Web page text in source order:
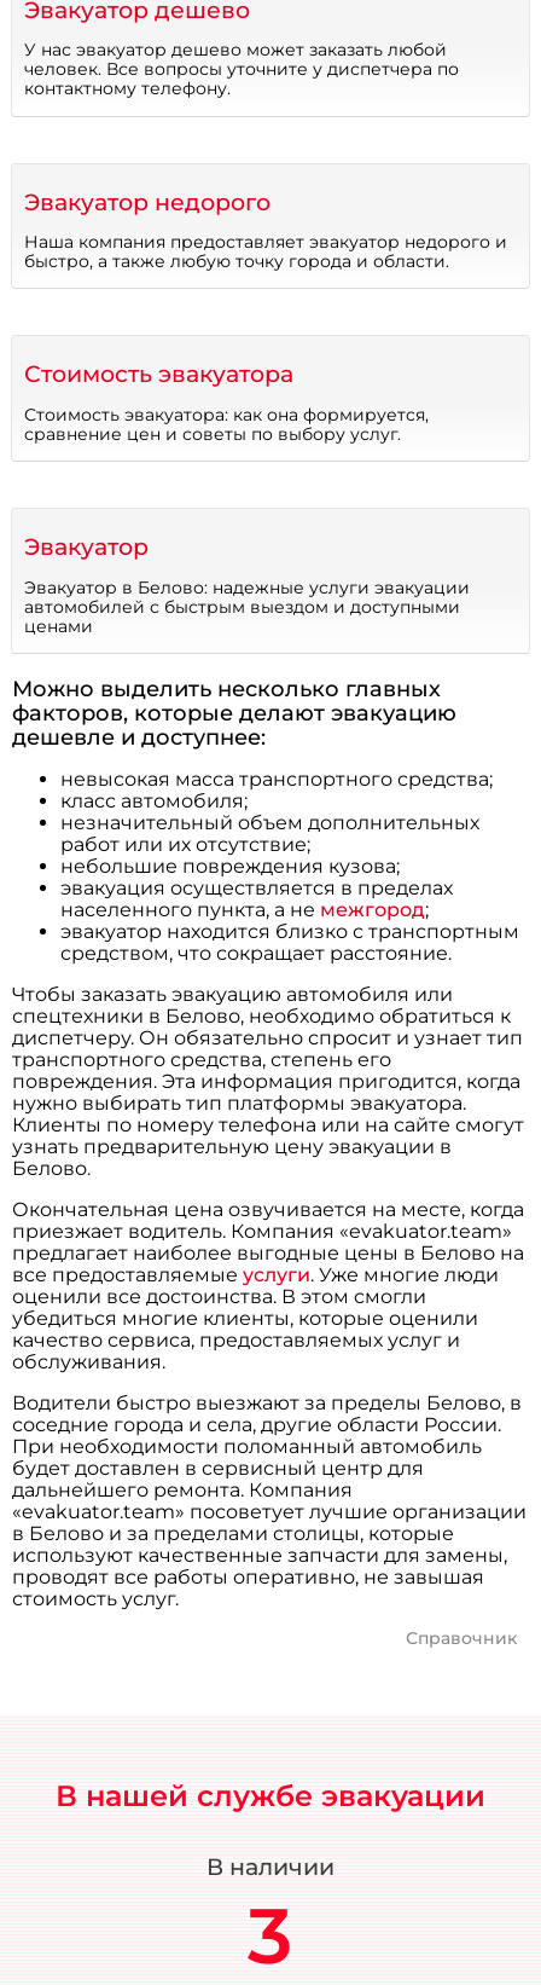
Эвакуатор дешево
У нас эвакуатор дешево может заказать любой
человек. Все вопросы уточните у диспетчера по
контактному телефону.
Эвакуатор недорого
Наша компания предоставляет эвакуатор недорого и
быстро, а также любую точку города и области.
Стоимость эвакуатора
Стоимость эвакуатора: как она формируется,
сравнение цен и советы по выбору услуг.
Эвакуатор
Эвакуатор в Белово: надежные услуги эвакуации
автомобилей с быстрым выездом и доступными
ценами
Можно выделить несколько главных
факторов, которые делают эвакуацию
дешевле и доступнее:
невысокая масса транспортного средства;
класс автомобиля;
незначительный объем дополнительных
работ или их отсутствие;
небольшие повреждения кузова;
эвакуация осуществляется в пределах
населенного пункта, а не межгород;
эвакуатор находится близко с транспортным
средством, что сокращает расстояние.
Чтобы заказать эвакуацию автомобиля или
спецтехники в Белово, необходимо обратиться к
диспетчеру. Он обязательно спросит и узнает тип
транспортного средства, степень его
повреждения. Эта информация пригодится, когда
нужно выбирать тип платформы эвакуатора.
Клиенты по номеру телефона или на сайте смогут
узнать предварительную цену эвакуации в
Белово.
Окончательная цена озвучивается на месте, когда
приезжает водитель. Компания «evakuator.team»
предлагает наиболее выгодные цены в Белово на
все предоставляемыеуслуги. Уже многие люди
оценили все достоинства. В этом смогли
убедиться многие клиенты, которые оценили
качество сервиса, предоставляемых услуг и
обслуживания.
Водители быстро выезжают за пределы Белово, в
соседние города и села, другие области России.
При необходимости поломанный автомобиль
будет доставлен в сервисный центр для
дальнейшего ремонта. Компания
«evakuator.team» посоветует лучшие организации
в Белово и за пределами столицы, которые
используют качественные запчасти для замены,
проводят все работы оперативно, не завышая
стоимость услуг.
Справочник
В нашей службе эвакуации
В наличии
3